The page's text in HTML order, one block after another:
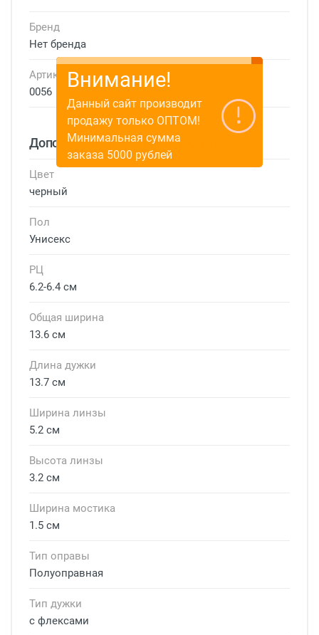
Бренд
Нет бренда
Артикул
0056
Дополнительные характеристики
Цвет
черный
Пол
Унисекс
РЦ
6.2-6.4 см
Общая ширина
13.6 см
Длина дужки
13.7 см
Ширина линзы
5.2 см
Высота линзы
3.2 см
Ширина мостика
1.5 см
Тип оправы
Полуоправная
Тип дужки
с флексами
Внимание!
Данный сайт производит
продажу только ОПТОМ!
Минимальная сумма
заказа 5000 рублей